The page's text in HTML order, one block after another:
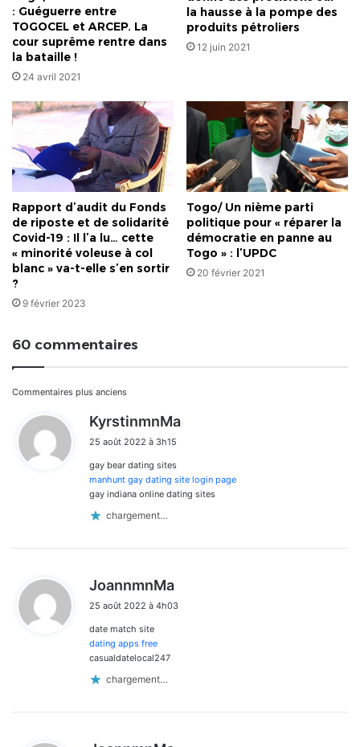
: Guéguerre entre
TOGOCEL et ARCEP. La
cour suprême rentre dans
la bataille !
24 avril 2021
la hausse à la pompe des
produits pétroliers
12 juin 2021
Rapport d’audit du Fonds
de riposte et de solidarité
Covid-19 : Il l’a lu… cette
« minorité voleuse à col
blanc » va-t-elle s’en sortir
?
9 février 2023
Togo/ Un nième parti
politique pour « réparer la
démocratie en panne au
Togo » : l’UPDC
20 février 2021
60 commentaires
Navigation
dans
les
commentaires
Commentaires plus anciens
KyrstinmnMa
:
25 août 2022 à 3h15
gay bear dating sites
manhunt gay dating site login page
gay indiana online dating sites
chargement…
JoannmnMa
t
25 août 2022 à 4h03
date match site
dating apps free
casualdatelocal247
chargement…